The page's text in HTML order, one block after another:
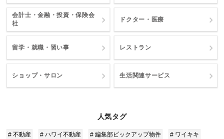
会計士・金融・投資・保険会
社
ドクター・医療
留学・就職・習い事 レストラン
ショップ・サロン 生活関連サービス
人気タグ
# 不動産 # ハワイ不動産 # 編集部ピックアップ物件 # ワイキキ